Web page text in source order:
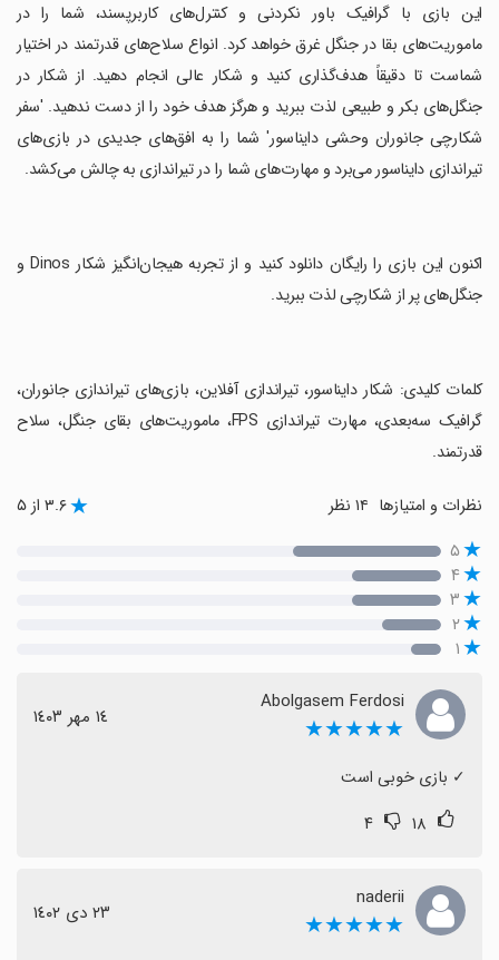
‏این بازی با گرافیک باور نکردنی و کنترل‌های کاربرپسند، شما را در
ماموریت‌های بقا در جنگل غرق خواهد کرد. انواع سلاح‌های قدرتمند در اختیار
شماست تا دقیقاً هدف‌گذاری کنید و شکار عالی انجام دهید. از شکار در
جنگل‌های بکر و طبیعی لذت ببرید و هرگز هدف خود را از دست ندهید. 'سفر
شکارچی جانوران وحشی دایناسور' شما را به افق‌های جدیدی در بازی‌های
تیراندازی دایناسور می‌برد و مهارت‌های شما را در تیراندازی به چالش می‌کشد.
‏اکنون این بازی را رایگان دانلود کنید و از تجربه هیجان‌انگیز شکار Dinos و
جنگل‌های پر از شکارچی لذت ببرید.
‏کلمات کلیدی: شکار دایناسور، تیراندازی آفلاین، بازی‌های تیراندازی جانوران،
گرافیک سه‌بعدی، مهارت تیراندازی FPS، ماموریت‌های بقای جنگل، سلاح
قدرتمند.
نظرات و امتیازها ۳.۶ از ۵
۵
۴
۳
۲
۱
Abolgasem Ferdosi
★★★★★ ١٤ مهر ١٤٠٣
‏✓ بازی خوبی است
۱۸ ۴
naderii
★★★★★ ٢٣ دی ١٤٠٢